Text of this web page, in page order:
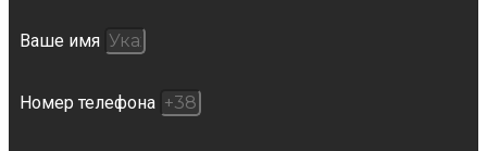
Ваше имя
Номер телефона